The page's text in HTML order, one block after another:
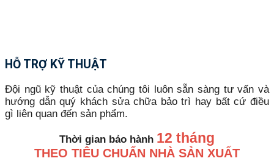
HỖ TRỢ KỸ THUẬT
Đội ngũ kỹ thuật của chúng tôi luôn sẵn sàng tư vấn và
hướng dẫn quý khách sửa chữa bảo trì hay bất cứ điều
gì liên quan đến sản phẩm.
Thời gian bảo hành 12 tháng
THEO TIÊU CHUẨN NHÀ SẢN XUẤT